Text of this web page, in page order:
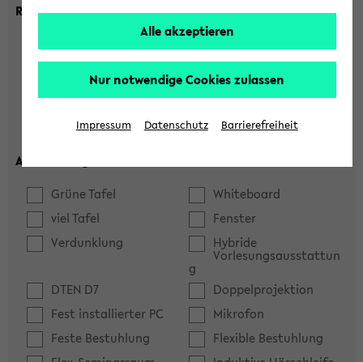
Raumkriterien:
max. Plätze:
Ausstattung:
Grüne Tafel
Whiteboard
viel Tafel
Fenster
Verdunklung
Hybride
Vorlesungsausstattun
g
DTEN D7
Doppelprojektion
Fest installierter PC
Mikrofon
Feste Bestuhlung
Flexible Bestuhlung
Alle akzeptieren
Nur notwendige Cookies zulassen
Impressum Datenschutz Barrierefreiheit